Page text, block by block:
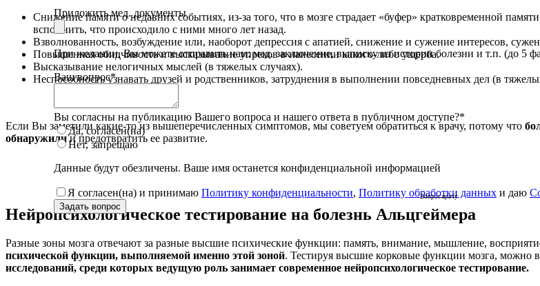
Приложить мед. документы
При желании, Вы можете отправить нам: мед. заключение, выписку из истории болезни и т.п. (до 5
Ваш вопрос*
Вы согласны на публикацию Вашего вопроса и нашего ответа в публичном доступе?*
Да, согласен(на)
Нет, запрещаю
Данные будут обезличены. Ваше имя останется конфиденциальной информацией
Phone
Number*
Я согласен(на) и принимаю Политику конфиденциальности, Политику обработки данных и даю
Задать вопрос
Вопрос врачу
Снижение памяти о недавних событиях, из-за того, что в мозге страдает «буфер» кратковременной
вспомнить, что происходило с ними много лет назад.
Взволнованность, возбуждение или, наоборот депрессия с апатией, снижение и сужение интересов,
Повышенная обидчивость и высказывание упреков в нанесении какого-либо ущерба.
Высказывание нелогичных мыслей (в тяжелых случаях).
Неспособность узнавать друзей и родственников, затруднения в выполнении повседневных дел (в
Если Вы заметили какие-то из вышеперечисленных симптомов, мы советуем обратиться к врачу, потому что
обнаружилии предотвратить ее развитие.
Нейропсихологическое тестирование на болезнь Альцгеймера
Разные зоны мозга отвечают за разные высшие психические функции: память, внимание, мышление,
психической функции, выполняемой именно этой зоной. Тестируя высшие корковые функции мозга, можно
исследований, среди которых ведущую роль занимает современное нейропсихологическое тестирование.